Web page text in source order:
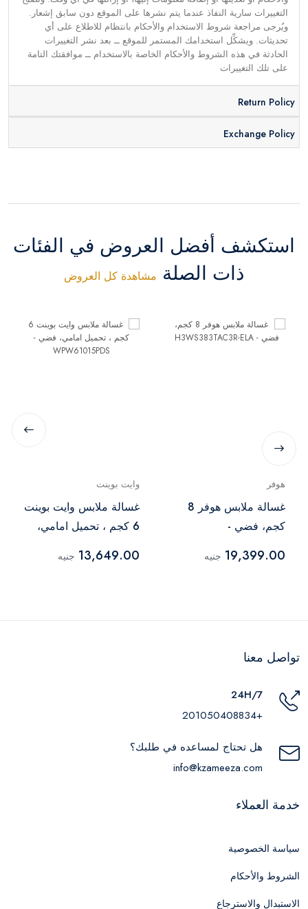
التغييرات سارية النفاذ عندما يتم نشرها على الموقع دون سابق إشعار.
ويُرجى مراجعة شروط الاستخدام والأحكام بانتظام للاطلاع على أي
تحديثات. ويشكِّل استخدامك المستمر للموقع ــ بعد نشر التغييرات
الحادثة في هذه الشروط والأحكام الخاصة بالاستخدام ــ موافقتك التامة
على تلك التغييرات
Return Policy
Exchange Policy
استكشف أفضل العروض في الفئات
ذات الصلة مشاهدة كل العروض
هوفر
غسالة ملابس هوفر 8
كجم، فضي -
19,399.00 جنيه
وايت بوينت
غسالة ملابس وايت بوينت
6 كجم ، تحميل امامي،
13,649.00 جنيه
تواصل معنا
24H/7
+201050408834
هل تحتاج لمساعده في طلبك؟
info@kzameeza.com
خدمة العملاء
سياسة الخصوصية
الشروط والأحكام
الاستبدال والاسترجاع